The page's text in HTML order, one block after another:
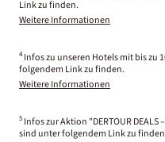
Link zu finden.
Weitere Informationen
4 Infos zu unseren Hotels mit bis zu
folgendem Link zu finden.
Weitere Informationen
5 Infos zur Aktion "DERTOUR
sind unter folgendem Link zu